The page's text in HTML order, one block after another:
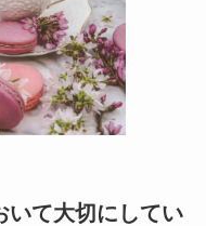
いて大切にしてい